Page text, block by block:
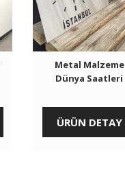
Metal Malzeme
Dünya Saatleri
ÜRÜN DETAY